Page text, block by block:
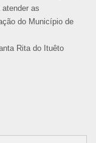
as
do Município de
Rita do Ituêto